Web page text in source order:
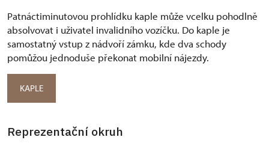
Patnáctiminutovou prohlídku kaple může vcelku pohodlně
absolvovat i uživatel invalidního vozíčku. Do kaple je
samostatný vstup z nádvoří zámku, kde dva schody
pomůžou jednoduše překonat mobilní nájezdy.
KAPLE
Reprezentační okruh